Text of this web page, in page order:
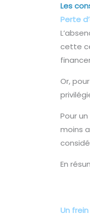
Les
Perte
cette
Or,
Pour
moins
En
Un